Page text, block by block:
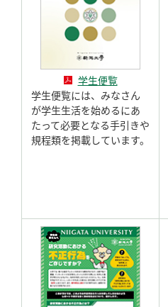
学生便覧
学生便覧には、みなさん
が学生生活を始めるにあ
たって必要となる手引きや
規程類を掲載しています。